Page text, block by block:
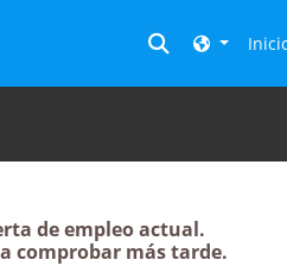
de empleo actual.
comprobar más tarde.